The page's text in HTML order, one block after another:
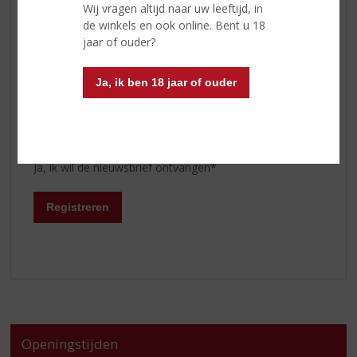
Wij vragen altijd naar uw leeftijd, in
de winkels en ook online. Bent u 18
jaar of ouder?
Ja, ik ben 18 jaar of ouder
Likeuren
Overig
Ja, ik wil de nieuwsbrief ontvangen*
Registreren
Openingstijden